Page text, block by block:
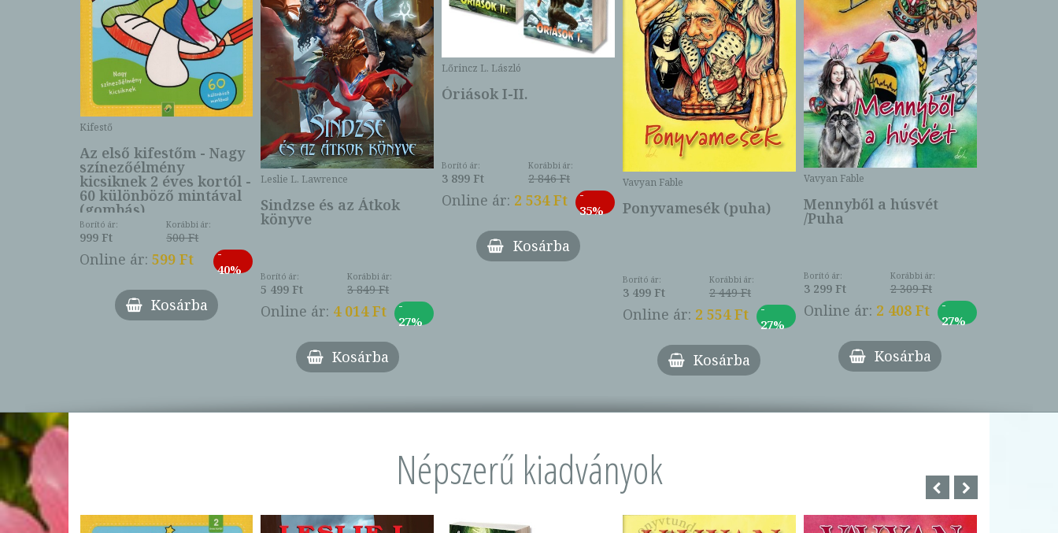
Kifestő
Az első kifestőm - Nagy
színezőélmény
kicsiknek 2 éves kortól -
60 különböző mintával
(gombás)
Borító ár:
999 Ft
Korábbi ár:
500 Ft
Online ár: 599 Ft
-
40%
Kosárba
Leslie L. Lawrence
Sindzse és az Átkok
könyve
Borító ár:
5 499 Ft
Korábbi ár:
3 849 Ft
Online ár: 4 014 Ft
-
27%
Kosárba
Lőrincz L. László
Óriások I-II.
Borító ár:
3 899 Ft
Korábbi ár:
2 846 Ft
Online ár: 2 534 Ft
-
35%
Kosárba
Vavyan Fable
Ponyvamesék (puha)
Borító ár:
3 499 Ft
Korábbi ár:
2 449 Ft
Online ár: 2 554 Ft
-
27%
Kosárba
Vavyan Fable
Mennyből a húsvét
/Puha
Borító ár:
3 299 Ft
Korábbi ár:
2 309 Ft
Online ár: 2 408 Ft
-
27%
Kosárba
Népszerű kiadványok